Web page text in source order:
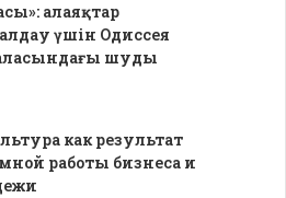
алаяқтар
үшін Одиссея
шуды
как результат
работы бизнеса и